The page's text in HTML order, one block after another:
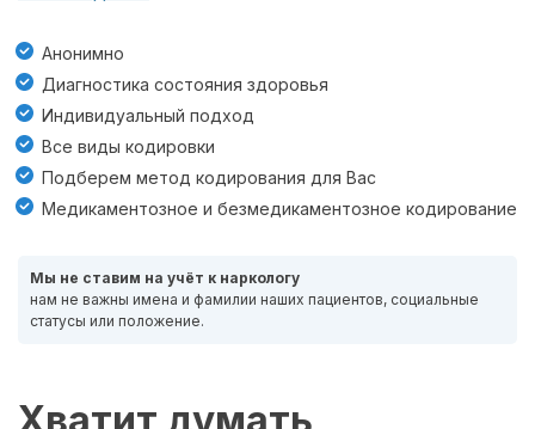
Анонимно
Диагностика состояния здоровья
Индивидуальный подход
Все виды кодировки
Подберем метод кодирования для Вас
Медикаментозное и безмедикаментозное кодирование
Мы не ставим на учёт к наркологу
нам не важны имена и фамилии наших пациентов, социальные
статусы или положение.